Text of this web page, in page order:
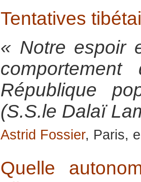
Tentatives
« Notre espoir
République
(S.S.le Dalaï
Astrid Fossier, Paris,
Quelle